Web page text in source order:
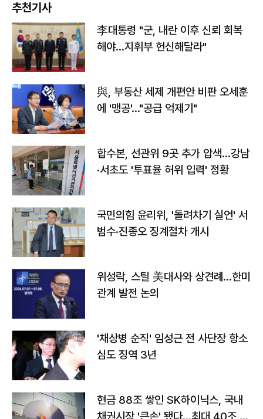
추천기사
李대통령 "군, 내란 이후 신뢰 회복
해야…지휘부 헌신해달라"
與, 부동산 세제 개편안 비판 오세훈
에 '맹공'…"공급 억제기"
합수본, 선관위 9곳 추가 압색…강남
·서초도 '투표율 허위 입력' 정황
국민의힘 윤리위, '돌려차기 실언' 서
범수·진종오 징계절차 개시
위성락, 스틸 美대사와 상견례…한미
관계 발전 논의
'채상병 순직' 임성근 전 사단장 항소
심도 징역 3년
현금 88조 쌓인 SK하이닉스, 국내